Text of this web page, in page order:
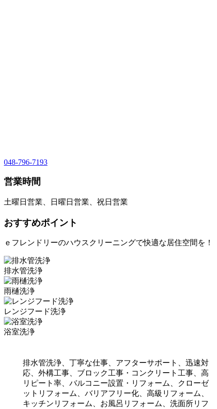
048-796-7193
営業時間
土曜日営業、日曜日営業、祝日営業
おすすめポイント
ｅフレンドリーのハウスクリーニングで快適な居住空間を！
排水管洗浄
雨樋洗浄
レンジフード洗浄
浴室洗浄
排水管洗浄、丁寧な仕事、アフターサポート、迅速対
応、外構工事、ブロック工事・コンクリート工事、高
リピート率、バルコニー設置・リフォーム、クローゼ
ットリフォーム、バリアフリー化、高級リフォーム、
キッチンリフォーム、お風呂リフォーム、洗面所リフ